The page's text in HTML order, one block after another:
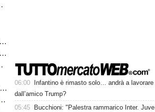
06:00
Infantino è rimasto solo… andrà a lavorare
dall’amico Trump?
05:45
Bucchioni: "Palestra rammarico Inter. Juve